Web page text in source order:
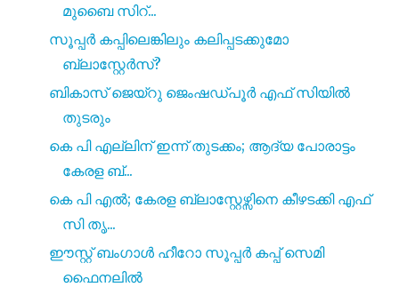
മുബൈ സിറ്...
സൂപ്പർ കപ്പിലെങ്കിലും കലിപ്പടക്കുമോ
ബ്ലാസ്റ്റേർസ്?
ബികാസ് ജെയ്റു ജെംഷഡ്പൂർ എഫ് സിയിൽ
തുടരും
കെ പി എല്ലിന് ഇന്ന് തുടക്കം; ആദ്യ പോരാട്ടം
കേരള ബ്...
കെ പി എൽ; കേരള ബ്ലാസ്റ്റേഴ്സിനെ കീഴടക്കി എഫ്
സി തൃ...
ഈസ്റ്റ് ബംഗാൾ ഹീറോ സൂപ്പർ കപ്പ് സെമി
ഫൈനലിൽ